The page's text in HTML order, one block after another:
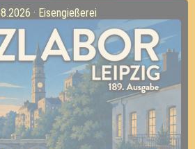
· Eisengießerei